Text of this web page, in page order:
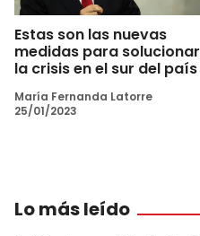
Estas son las nuevas
medidas para solucionar
la crisis en el sur del país
María Fernanda Latorre
25/01/2023
Lo más leído